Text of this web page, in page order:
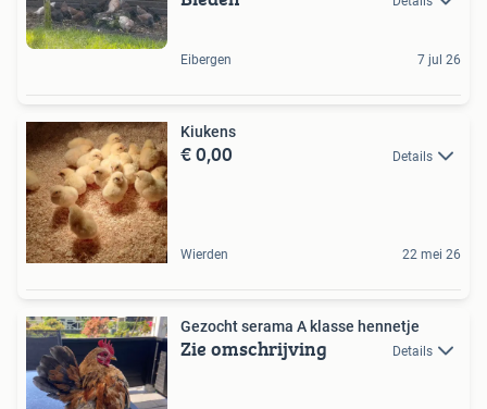
Eibergen 7 jul 26
Kiukens
€ 0,00 Details
Wierden 22 mei 26
Gezocht serama A klasse hennetje
Zie omschrijving Details